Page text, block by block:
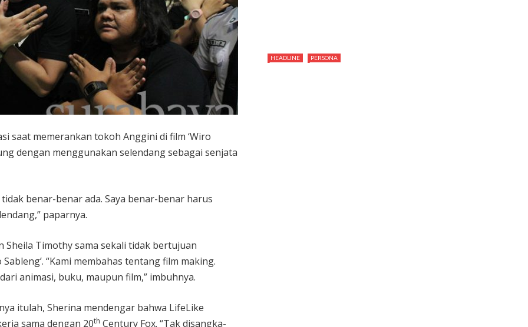
saat memerankan tokoh Anggini di film ‘Wiro
dengan menggunakan selendang sebagai senjata
benar-benar ada. Saya benar-benar harus
paparnya.
Timothy sama sekali tidak bertujuan
“Kami membahas tentang film making.
animasi, buku, maupun film,” imbuhnya.
itulah, Sherina mendengar bahwa LifeLike
sama dengan 20th Century Fox. “Tak disangka-
HEADLINE PERSONA